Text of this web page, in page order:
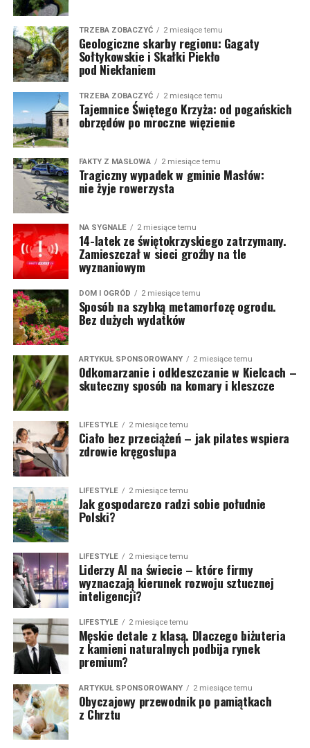
TRZEBA ZOBACZYĆ 2 miesiące temu
Geologiczne skarby regionu: Gagaty
Sołtykowskie i Skałki Piekło
pod Niekłaniem
TRZEBA ZOBACZYĆ 2 miesiące temu
Tajemnice Świętego Krzyża: od pogańskich
obrzędów po mroczne więzienie
FAKTY Z MASŁOWA 2 miesiące temu
Tragiczny wypadek w gminie Masłów:
nie żyje rowerzysta
NA SYGNALE 2 miesiące temu
14-latek ze świętokrzyskiego zatrzymany.
Zamieszczał w sieci groźby na tle
wyznaniowym
DOM I OGRÓD 2 miesiące temu
Sposób na szybką metamorfozę ogrodu.
Bez dużych wydatków
ARTYKUŁ SPONSOROWANY 2 miesiące temu
Odkomarzanie i odkleszczanie w Kielcach –
skuteczny sposób na komary i kleszcze
LIFESTYLE 2 miesiące temu
Ciało bez przeciążeń – jak pilates wspiera
zdrowie kręgosłupa
LIFESTYLE 2 miesiące temu
Jak gospodarczo radzi sobie południe
Polski?
LIFESTYLE 2 miesiące temu
Liderzy AI na świecie – które firmy
wyznaczają kierunek rozwoju sztucznej
inteligencji?
LIFESTYLE 2 miesiące temu
Męskie detale z klasą. Dlaczego biżuteria
z kamieni naturalnych podbija rynek
premium?
ARTYKUŁ SPONSOROWANY 2 miesiące temu
Obyczajowy przewodnik po pamiątkach
z Chrztu